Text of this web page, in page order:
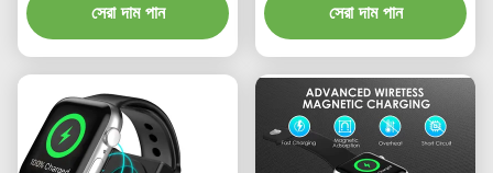
সেরা দাম পান
সেরা দাম পান